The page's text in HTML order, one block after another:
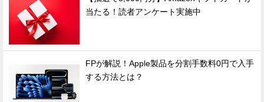
当たる！読者アンケート実施中
FPが解説！Apple製品を分割手数料0円で入手
する方法とは？